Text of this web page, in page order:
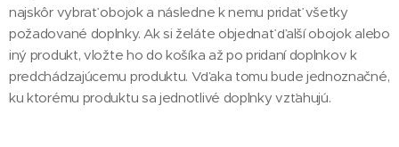
najskôr vybrať obojok a následne k nemu pridať všetky
požadované doplnky. Ak si želáte objednať ďalší obojok alebo
iný produkt, vložte ho do košíka až po pridaní doplnkov k
predchádzajúcemu produktu. Vďaka tomu bude jednoznačné,
ku ktorému produktu sa jednotlivé doplnky vzťahujú.